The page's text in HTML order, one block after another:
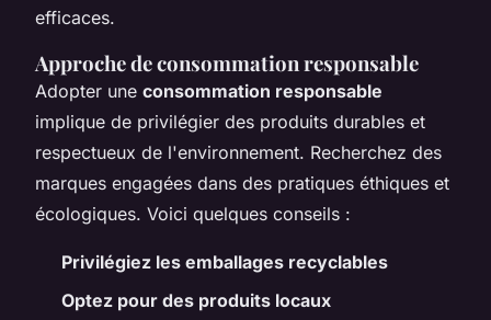
efficaces.
Approche de consommation responsable
Adopter une consommation responsable
implique de privilégier des produits durables et
respectueux de l'environnement. Recherchez des
marques engagées dans des pratiques éthiques et
écologiques. Voici quelques conseils :
Privilégiez les emballages recyclables
Optez pour des produits locaux